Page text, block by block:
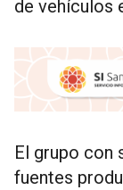
de vehículos
El grupo con
fuentes